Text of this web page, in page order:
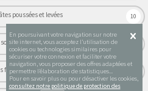
En poursuivant votre navigation sur notre
site internet, vous acceptez l’utilisation de
cookies ou technologies similaires pour
sécuriser votre connexion et faciliter votre
navigation, vous proposer des offres adaptées et
permettre l’élaboration de statistiques...
Pour en savoir plus ou pour désactiver les cookies,
consultez notre politique de protection des
poussées et levées 10
sorbet etappareilà bombe
fours